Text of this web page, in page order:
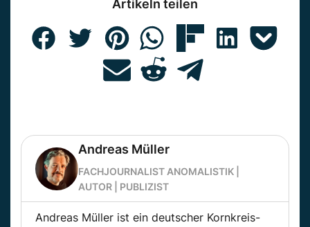
Artikeln teilen
Andreas Müller
FACHJOURNALIST ANOMALISTIK |
AUTOR | PUBLIZIST
Andreas Müller ist ein deutscher Kornkreis-